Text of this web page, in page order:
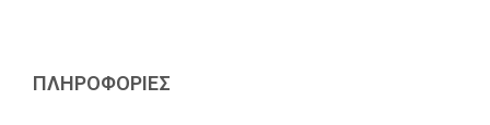
ΠΛΗΡΟΦΟΡΙΕΣ